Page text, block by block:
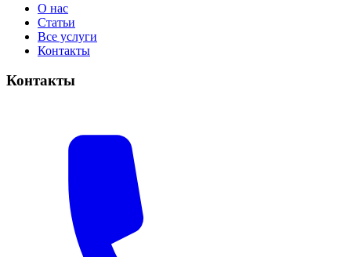
О нас
Статьи
Все услуги
Контакты
Контакты